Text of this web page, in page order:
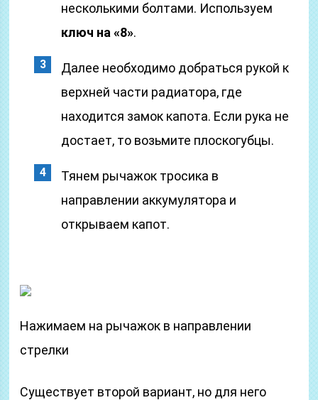
несколькими болтами. Используем
ключ на «8».
Далее необходимо добраться рукой к
верхней части радиатора, где
находится замок капота. Если рука не
достает, то возьмите плоскогубцы.
Тянем рычажок тросика в
направлении аккумулятора и
открываем капот.
Нажимаем на рычажок в направлении
стрелки
Существует второй вариант, но для него